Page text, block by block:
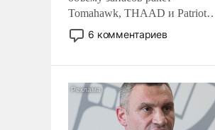
Tomahawk, THAAD и Patriot
США потребуется более трех
лет. Даже небольшая война с
Сложившаяся ситуация
означает многолетний период
уязвимости США, например,
6 комментариев